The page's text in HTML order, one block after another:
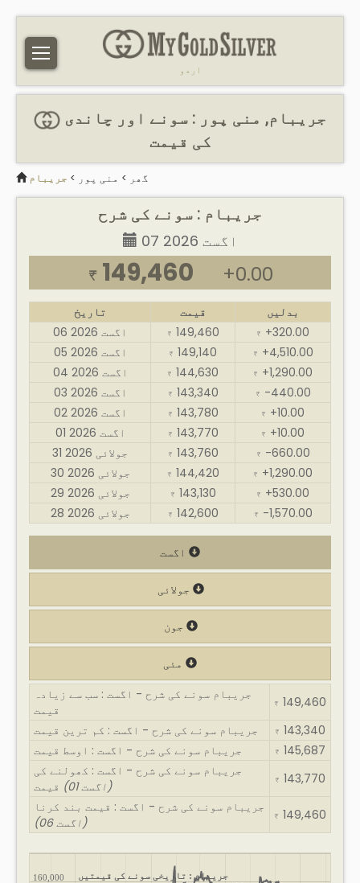
اردو
کی قیمت
گھر > منی پور > جریبام
جریبام : سونے کی شرح
07 اگست 2026
₹ 149,460 +0.00
تاریخ قیمت
بدلیں
06 اگست 2026
₹ 149,460 ₹ +320.00
05 اگست 2026
₹ 149,140 ₹ +4,510.00
04 اگست 2026
₹ 144,630 ₹ +1,290.00
03 اگست 2026
₹ 143,340 ₹ -440.00
02 اگست 2026
₹ 143,780 ₹ +10.00
01 اگست 2026
₹ 143,770 ₹ +10.00
31 جولائی 2026
₹ 143,760 ₹ -660.00
30 جولائی 2026
₹ 144,420 ₹ +1,290.00
29 جولائی 2026
₹ 143,130 ₹ +530.00
28 جولائی 2026
₹ 142,600 ₹ -1,570.00
جریبام سونے کی شرح - اگست : سب سے زیادہ
قیمت
₹ 149,460
جریبام سونے کی شرح - اگست : کم ترین قیمت
₹ 143,340
جریبام سونے کی شرح - اگست : اوسط قیمت
₹ 145,687
جریبام سونے کی شرح - اگست : کھولنے کی
(01 اگست) ₹ 143,770
جریبام سونے کی شرح - اگست : قیمت بند کرنا
(06 اگست)
₹ 149,460
جریبام : تاریخی سونے کی قیمتیں 160,000